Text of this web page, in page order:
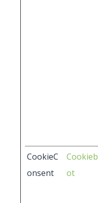
CookieC
onsent
Cookieb
ot